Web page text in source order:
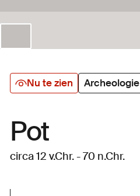
Nu te zien Archeologie
Pot
circa 12 v.Chr. - 70 n.Chr.